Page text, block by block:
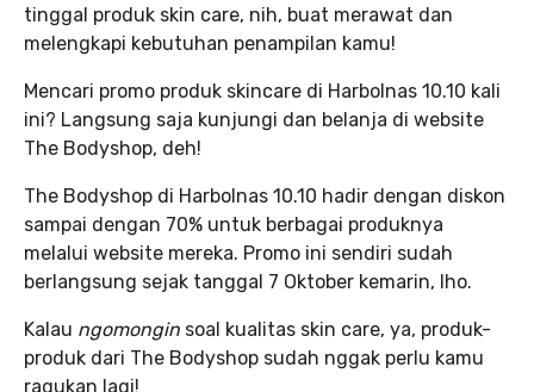
tinggal produk skin care, nih, buat merawat dan
melengkapi kebutuhan penampilan kamu!
Mencari promo produk skincare di Harbolnas 10.10 kali
ini? Langsung saja kunjungi dan belanja di website
The Bodyshop, deh!
The Bodyshop di Harbolnas 10.10 hadir dengan diskon
sampai dengan 70% untuk berbagai produknya
melalui website mereka. Promo ini sendiri sudah
berlangsung sejak tanggal 7 Oktober kemarin, lho.
Kalau ngomongin soal kualitas skin care, ya, produk-
produk dari The Bodyshop sudah nggak perlu kamu
ragukan lagi!